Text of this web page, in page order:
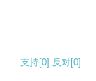
支持[0] 反对[0]